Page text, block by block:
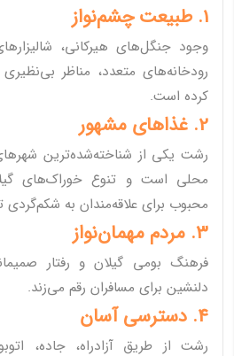
1. طبیعت چشم‌نواز
وجود جنگل‌های هیرکانی،
رودخانه‌های متعدد، مناظر
کرده است.
2. غذاهای مشهور
رشت یکی از شناخته‌شده‌ترین
محلی است و تنوع خوراک‌های
محبوب برای علاقه‌مندان به
3. مردم مهمان‌نواز
فرهنگ بومی گیلان و رفتار
دلنشین برای مسافران رقم می‌زند.
4. دسترسی آسان
رشت از طریق آزادراه، جاده،